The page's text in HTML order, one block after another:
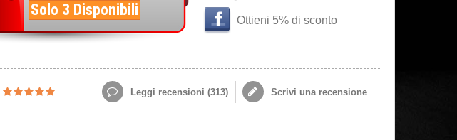
Solo 3 Disponibili
Ottieni 5% di sconto
Leggi recensioni (313) Scrivi una recensione